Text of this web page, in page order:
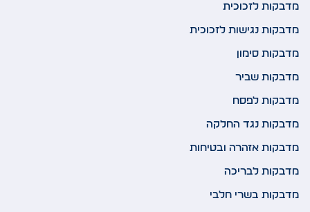
מדבקות לזכוכית
מדבקות נגישות לזכוכית
מדבקות סימון
מדבקות שביר
מדבקות לפסח
מדבקות נגד החלקה
מדבקות אזהרה ובטיחות
מדבקות לבריכה
מדבקות בשרי חלבי